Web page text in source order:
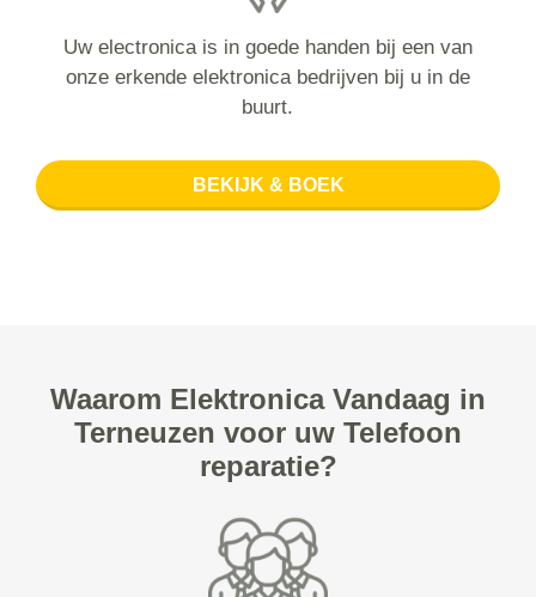
Uw electronica is in goede handen bij een van
onze erkende elektronica bedrijven bij u in de
buurt.
BEKIJK & BOEK
Waarom Elektronica Vandaag in
Terneuzen voor uw Telefoon
reparatie?